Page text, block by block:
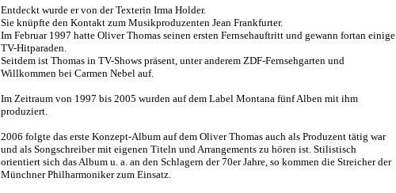
Entdeckt wurde er von der Texterin Irma Holder.
Sie knüpfte den Kontakt zum Musikproduzenten Jean Frankfurter.
Im Februar 1997 hatte Oliver Thomas seinen ersten Fernsehauftritt und gewann fortan einige
TV-Hitparaden.
Seitdem ist Thomas in TV-Shows präsent, unter anderem ZDF-Fernsehgarten und
Willkommen bei Carmen Nebel auf.
Im Zeitraum von 1997 bis 2005 wurden auf dem Label Montana fünf Alben mit ihm
produziert.
2006 folgte das erste Konzept-Album auf dem Oliver Thomas auch als Produzent tätig war
und als Songschreiber mit eigenen Titeln und Arrangements zu hören ist. Stilistisch
orientiert sich das Album u. a. an den Schlagern der 70er Jahre, so kommen die Streicher der
Münchner Philharmoniker zum Einsatz.